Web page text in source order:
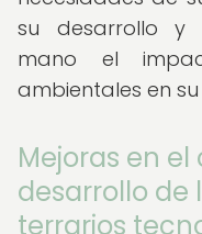
su desarrollo y
mano el
ambientales en
Mejoras en
desarrollo de
terrarios